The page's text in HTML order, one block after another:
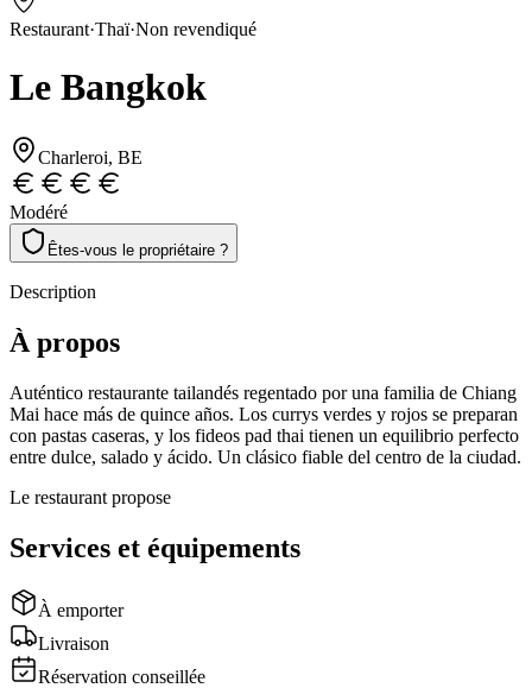
Restaurant·Thaï·Non revendiqué
Le Bangkok
Charleroi, BE
Modéré
Êtes-vous le propriétaire ?
Description
À propos
Auténtico restaurante tailandés regentado por una familia de Chiang
Mai hace más de quince años. Los currys verdes y rojos se preparan
con pastas caseras, y los fideos pad thai tienen un equilibrio perfecto
entre dulce, salado y ácido. Un clásico fiable del centro de la ciudad.
Le restaurant propose
Services et équipements
À emporter
Livraison
Réservation conseillée